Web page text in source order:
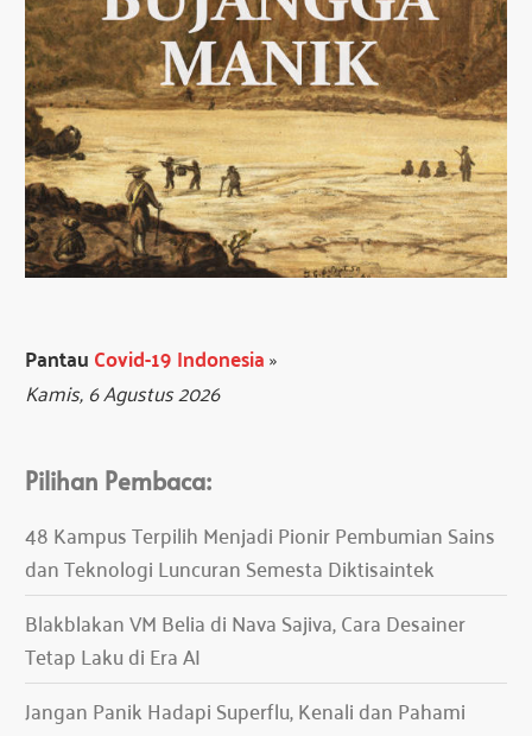
PantauCovid-19 Indonesia»
Kamis, 6 Agustus 2026
Pilihan Pembaca:
48 Kampus Terpilih Menjadi Pionir Pembumian Sains
dan Teknologi Luncuran Semesta Diktisaintek
Blakblakan VM Belia di Nava Sajiva, Cara Desainer
Tetap Laku di Era AI
Jangan Panik Hadapi Superflu, Kenali dan Pahami